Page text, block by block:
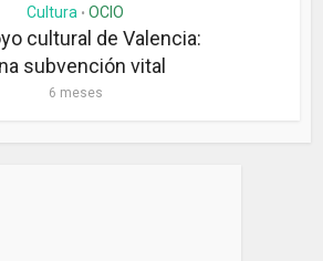
Cultura • OCIO
cultural de Valencia:
subvención vital
6 meses